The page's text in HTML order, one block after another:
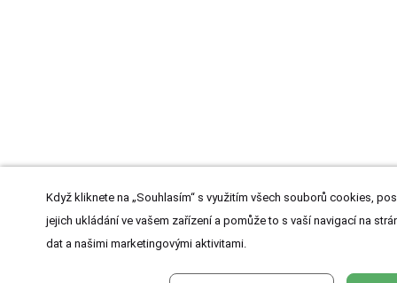
Když kliknete na „Souhlasím“ s využitím všech souborů cookies,
jejich ukládání ve vašem zařízení a pomůže to s vaší navigací na
dat a našimi marketingovými aktivitami.